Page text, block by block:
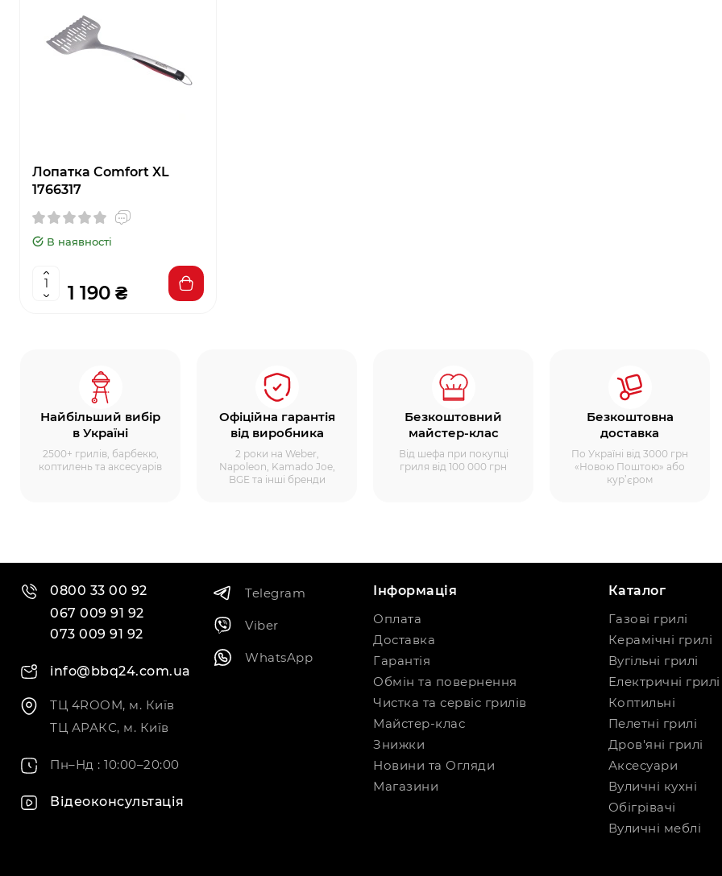
Лопатка Comfort XL
1766317
В наявності
1 190 ₴
Найбільший вибір
в Україні
2500+ грилів, барбекю,
коптилень та аксесуарів
Офіційна гарантія
від виробника
2 роки на Weber,
Napoleon, Kamado Joe,
BGE та інші бренди
Безкоштовний
майстер-клас
Від шефа при покупці
гриля від 100 000 грн
Безкоштовна
доставка
По Україні від 3000 грн
«Новою Поштою» або
кур’єром
0800 33 00 92
067 009 91 92
073 009 91 92
info@bbq24.com.ua
ТЦ 4ROOM, м. Київ
ТЦ АРАКС, м. Київ
Пн–Нд : 10:00–20:00
Відеоконсультація
Telegram
Viber
WhatsApp
Інформація
Оплата
Доставка
Гарантія
Обмін та повернення
Чистка та сервіс грилів
Майстер-клас
Знижки
Новини та Огляди
Магазини
Каталог
Газові грилі
Керамічні грилі
Вугільні грилі
Електричні грилі
Коптильні
Пелетні грилі
Дров'яні грилі
Аксесуари
Вуличні кухні
Обігрівачі
Вуличні меблі